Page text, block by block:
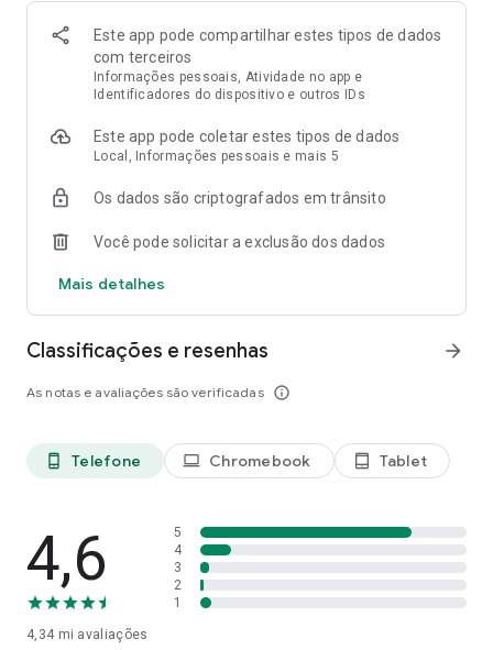
fandom.
Site: https://www.webtoons.com/en/
Termos de Uso: https://www.webtoons.com/en/terms
Instagram: https://www.instagram.com/webtoonofficial
TikTok: https://www.tiktok.com/@webtoonofficial
YouTube: https://www.youtube.com/webtoonofficial
X: https://x.com/webtoonofficial
Este app pode compartilhar estes tipos de dados
com terceiros
Informações pessoais, Atividade no app e
Identificadores do dispositivo e outros IDs
Este app pode coletar estes tipos de dados
Local, Informações pessoais e mais 5
Os dados são criptografados em trânsito
Você pode solicitar a exclusão dos dados
Mais detalhes
Classificações e resenhas
As notas e avaliações são verificadas info_outline
arrow_forward
phone_android Telefone laptop Chromebook tablet_android Tablet
4,6
4,34 mi avaliações
5
4
3
2
1